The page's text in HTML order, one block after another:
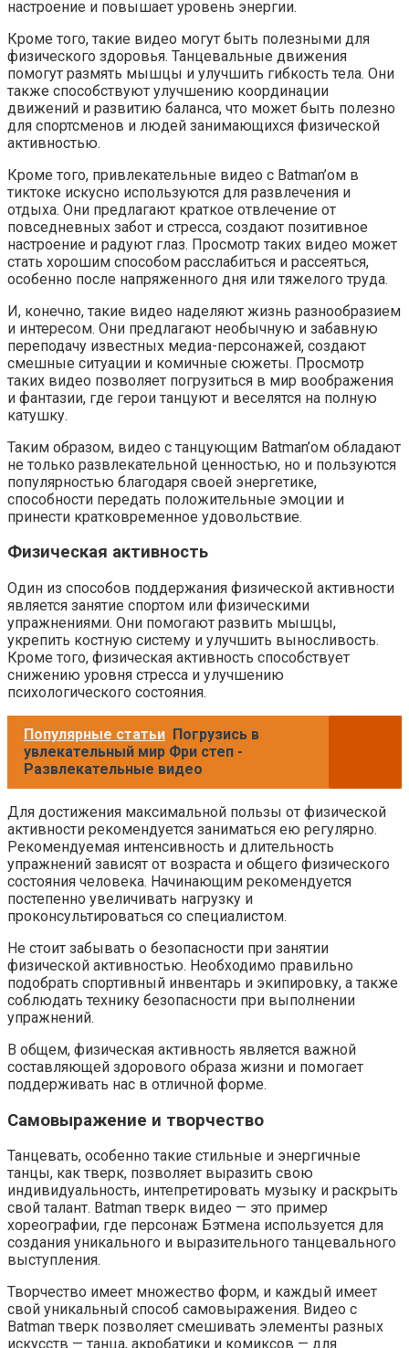
настроение и повышает уровень энергии.
Кроме того, такие видео могут быть полезными для
физического здоровья. Танцевальные движения
помогут размять мышцы и улучшить гибкость тела. Они
также способствуют улучшению координации
движений и развитию баланса, что может быть полезно
для спортсменов и людей занимающихся физической
активностью.
Кроме того, привлекательные видео с Batman’ом в
тиктоке искусно используются для развлечения и
отдыха. Они предлагают краткое отвлечение от
повседневных забот и стресса, создают позитивное
настроение и радуют глаз. Просмотр таких видео может
стать хорошим способом расслабиться и рассеяться,
особенно после напряженного дня или тяжелого труда.
И, конечно, такие видео наделяют жизнь разнообразием
и интересом. Они предлагают необычную и забавную
переподачу известных медиа-персонажей, создают
смешные ситуации и комичные сюжеты. Просмотр
таких видео позволяет погрузиться в мир воображения
и фантазии, где герои танцуют и веселятся на полную
катушку.
Таким образом, видео с танцующим Batman’ом обладают
не только развлекательной ценностью, но и пользуются
популярностью благодаря своей энергетике,
способности передать положительные эмоции и
принести кратковременное удовольствие.
Физическая активность
Один из способов поддержания физической активности
является занятие спортом или физическими
упражнениями. Они помогают развить мышцы,
укрепить костную систему и улучшить выносливость.
Кроме того, физическая активность способствует
снижению уровня стресса и улучшению
психологического состояния.
Популярные статьи Погрузись в
увлекательный мир Фри степ -
Развлекательные видео
Для достижения максимальной пользы от физической
активности рекомендуется заниматься ею регулярно.
Рекомендуемая интенсивность и длительность
упражнений зависят от возраста и общего физического
состояния человека. Начинающим рекомендуется
постепенно увеличивать нагрузку и
проконсультироваться со специалистом.
Не стоит забывать о безопасности при занятии
физической активностью. Необходимо правильно
подобрать спортивный инвентарь и экипировку, а также
соблюдать технику безопасности при выполнении
упражнений.
В общем, физическая активность является важной
составляющей здорового образа жизни и помогает
поддерживать нас в отличной форме.
Самовыражение и творчество
Танцевать, особенно такие стильные и энергичные
танцы, как тверк, позволяет выразить свою
индивидуальность, интепретировать музыку и раскрыть
свой талант. Batman тверк видео — это пример
хореографии, где персонаж Бэтмена используется для
создания уникального и выразительного танцевального
выступления.
Творчество имеет множество форм, и каждый имеет
свой уникальный способ самовыражения. Видео с
Batman тверк позволяет смешивать элементы разных
искусств — танца, акробатики и комиксов — для